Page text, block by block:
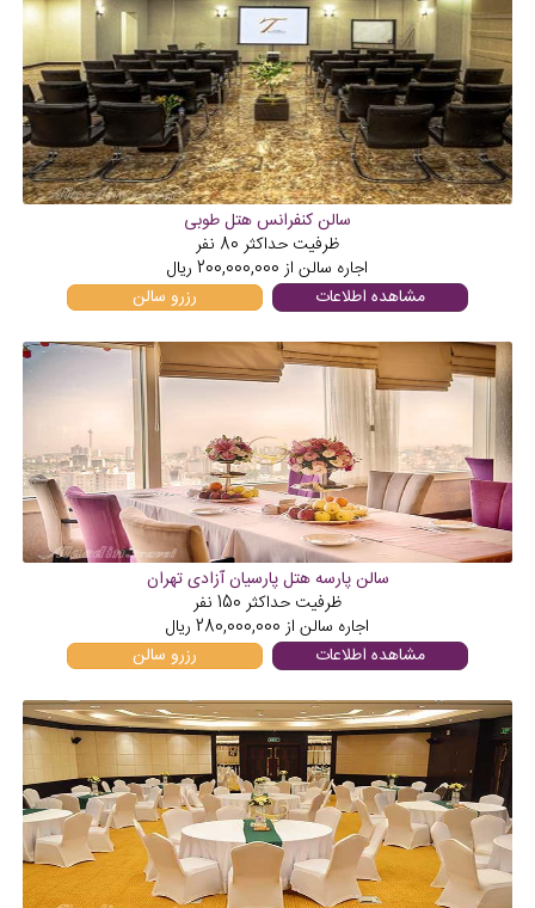
سالن کنفرانس هتل طوبی
ظرفیت حداکثر 80 نفر
اجاره سالن از200,000,000 ریال
مشاهده اطلاعات
رزرو سالن
سالن پارسه هتل پارسیان آزادی تهران
ظرفیت حداکثر 150 نفر
اجاره سالن از280,000,000 ریال
مشاهده اطلاعات
رزرو سالن